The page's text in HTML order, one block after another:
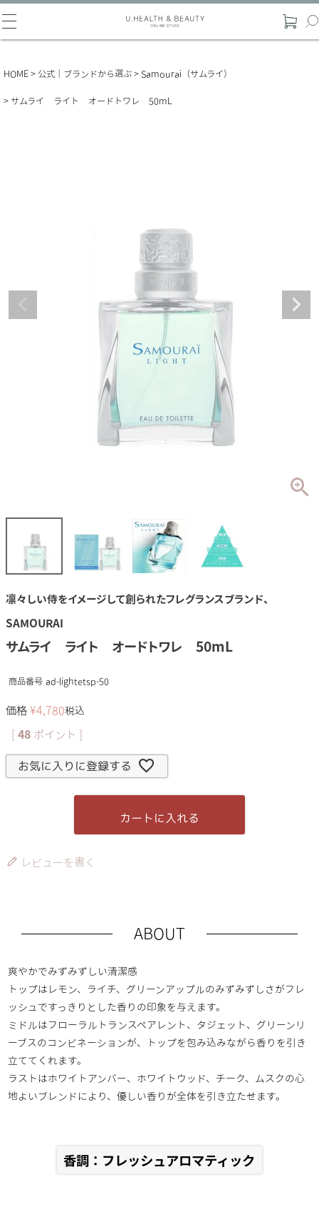
HOME 公式｜ブランドから選ぶ Samourai（サムライ）
サムライ ライト オードトワレ 50mL
凛々しい侍をイメージして創られたフレグランスブランド、
SAMOURAI
サムライ ライト オードトワレ 50mL
商品番号 ad-lightetsp-50
価格 ¥4,780税込
[ 48 ポイント ]
お気に入りに登録する
カートに入れる
レビューを書く
ABOUT
爽やかでみずみずしい清潔感
トップはレモン、ライチ、グリーンアップルのみずみずしさがフレ
ッシュですっきりとした香りの印象を与えます。
ミドルはフローラルトランスペアレント、タジェット、グリーンリ
ーブスのコンビネーションが、トップを包み込みながら香りを引き
立ててくれます。
ラストはホワイトアンバー、ホワイトウッド、チーク、ムスクの心
地よいブレンドにより、優しい香りが全体を引き立たせます。
香調：フレッシュアロマティック